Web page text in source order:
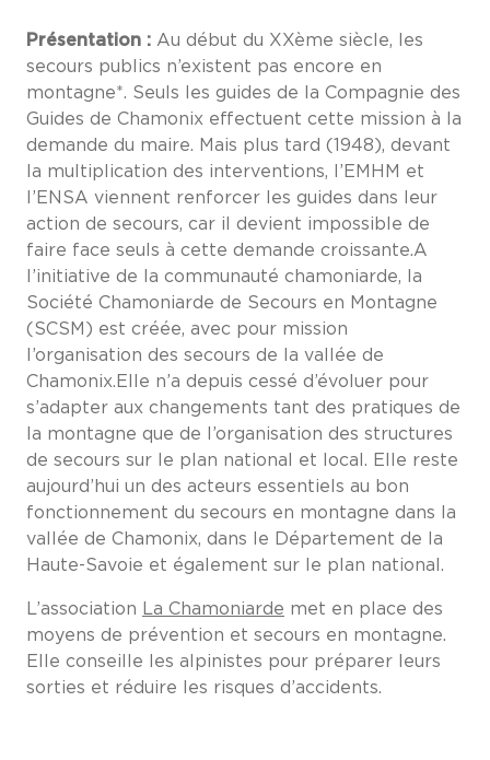
Présentation : Au début du XXème siècle, les
secours publics n’existent pas encore en
montagne*. Seuls les guides de la Compagnie des
Guides de Chamonix effectuent cette mission à la
demande du maire. Mais plus tard (1948), devant
la multiplication des interventions, l’EMHM et
l’ENSA viennent renforcer les guides dans leur
action de secours, car il devient impossible de
faire face seuls à cette demande croissante.A
l’initiative de la communauté chamoniarde, la
Société Chamoniarde de Secours en Montagne
(SCSM) est créée, avec pour mission
l’organisation des secours de la vallée de
Chamonix.Elle n’a depuis cessé d’évoluer pour
s’adapter aux changements tant des pratiques de
la montagne que de l’organisation des structures
de secours sur le plan national et local. Elle reste
aujourd’hui un des acteurs essentiels au bon
fonctionnement du secours en montagne dans la
vallée de Chamonix, dans le Département de la
Haute-Savoie et également sur le plan national.
L’association La Chamoniarde met en place des
moyens de prévention et secours en montagne.
Elle conseille les alpinistes pour préparer leurs
sorties et réduire les risques d’accidents.